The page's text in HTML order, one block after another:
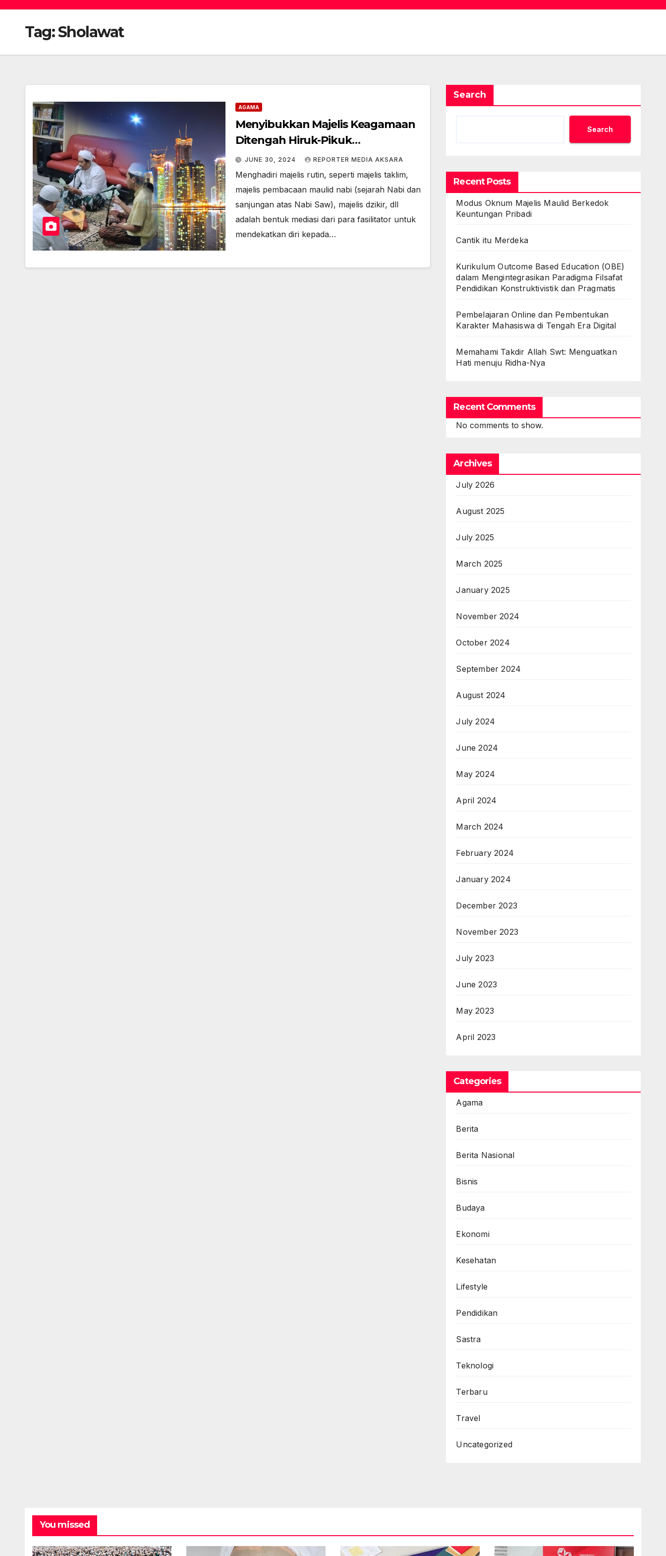
Tag:Sholawat
AGAMA
Menyibukkan Majelis Keagamaan
Ditengah Hiruk-Pikuk
Kegemerlapan Dunia
JUNE 30, 2024 REPORTER MEDIA AKSARA
Menghadiri majelis rutin, seperti majelis taklim,
majelis pembacaan maulid nabi (sejarah Nabi dan
sanjungan atas Nabi Saw), majelis dzikir, dll
adalah bentuk mediasi dari para fasilitator untuk
mendekatkan diri kepada…
Search
Search
Recent Posts
Modus Oknum Majelis Maulid Berkedok
Keuntungan Pribadi
Cantik itu Merdeka
Kurikulum Outcome Based Education (OBE)
dalam Mengintegrasikan Paradigma Filsafat
Pendidikan Konstruktivistik dan Pragmatis
Pembelajaran Online dan Pembentukan
Karakter Mahasiswa di Tengah Era Digital
Memahami Takdir Allah Swt: Menguatkan
Hati menuju Ridha-Nya
Recent Comments
No comments to show.
Archives
July 2026
August 2025
July 2025
March 2025
January 2025
November 2024
October 2024
September 2024
August 2024
July 2024
June 2024
May 2024
April 2024
March 2024
February 2024
January 2024
December 2023
November 2023
July 2023
June 2023
May 2023
April 2023
Categories
Agama
Berita
Berita Nasional
Bisnis
Budaya
Ekonomi
Kesehatan
Lifestyle
Pendidikan
Sastra
Teknologi
Terbaru
Travel
Uncategorized
You missed